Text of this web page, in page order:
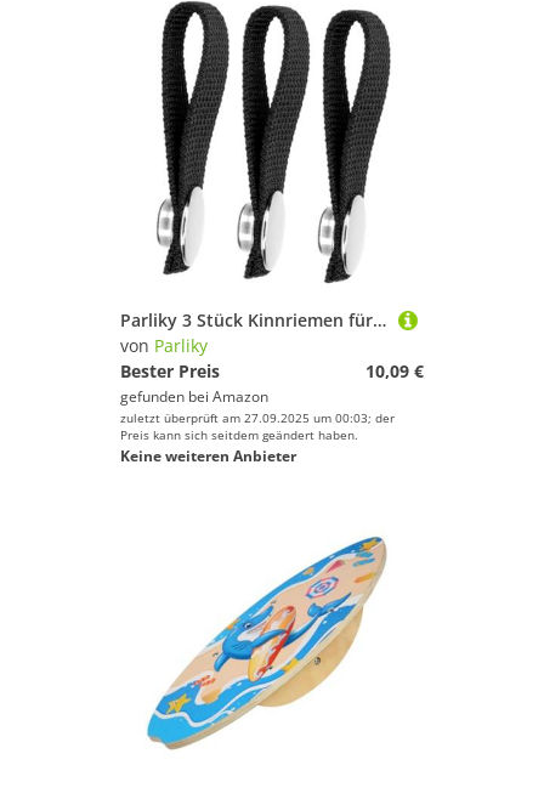
Parliky 3 Stück Kinnriemen für Hockeyhelm aus Strapazierfähigem Polyester mit Verstellbarer Schnalle Abnehmbarer Helmriemen für Sicheren Halt bei Hockey Sport Leicht und Komfortabel für
von Parliky
Bester Preis
10,09 €
gefunden bei Amazon
zuletzt überprüft am 27.09.2025 um 00:03; der
Preis kann sich seitdem geändert haben.
Keine weiteren Anbieter